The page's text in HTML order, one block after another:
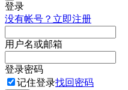
登录
没有帐号？立即注册
用户名或邮箱
登录密码
记住登录找回密码